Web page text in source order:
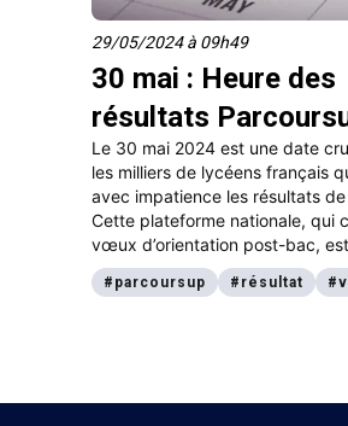
29/05/2024 à 09h49
30 mai : Heure des
résultats
Le 30 mai 2024 est une date
les milliers de lycéens français
avec impatience les résultats
Cette plateforme nationale, qui
vœux d’orientation post-bac, est
obligé pour tous les étudiants
poursuivre leurs études
# parcoursup # résultat #